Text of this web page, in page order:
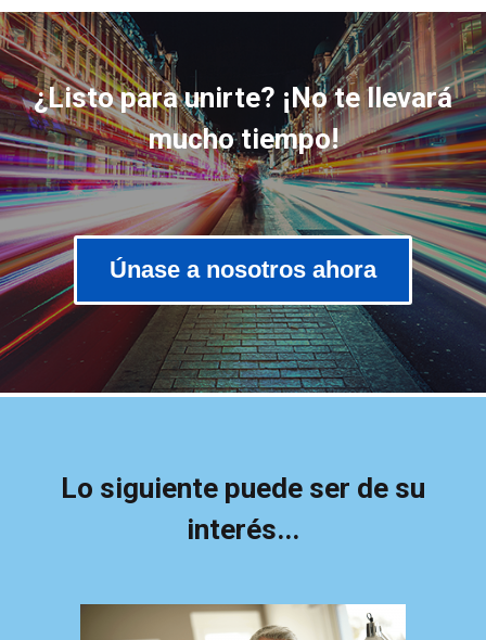
¿Listo para unirte? ¡No te llevará
mucho tiempo!
Únase a nosotros ahora
Lo siguiente puede ser de su
interés...